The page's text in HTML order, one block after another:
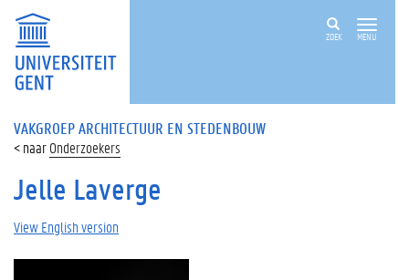
ZOEK MENU
VAKGROEP ARCHITECTUUR EN STEDENBOUW
Onderzoekers
Jelle Laverge
View English version